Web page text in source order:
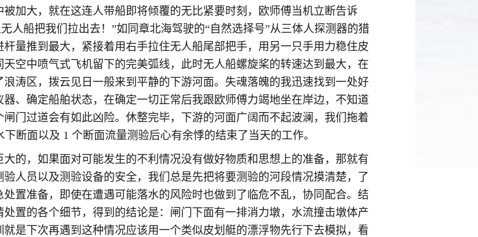
加大，就在这连人带船即将倾覆的无比紧要时刻，欧师傅当机立断告诉
人船把我们拉出去！”如同章北海驾驶的“自然选择号”从三体人探测器的猎
量推到最大，紧接着用右手拉住无人船尾部把手，用另一只手用力稳住皮
空中喷气式飞机留下的完美弧线，此时无人船螺旋桨的转速达到最大，在
涛区，拨云见日一般来到平静的下游河面。失魂落魄的我迅速找到一处好
、确定船舶状态，在确定一切正常后我跟欧师傅力竭地坐在岸边，不知道
门过道会有如此凶险。休整完毕，下游的河面广阔而不起波澜，我们拖着
断面以及 1 个断面流量测验后心有余悸的结束了当天的工作。
的，如果面对可能发生的不利情况没有做好物质和思想上的准备，那就有
人员以及测验设备的安全，我们总是先把将要测验的河段情况摸清楚，了
置准备，即使在遭遇可能落水的风险时也做到了临危不乱，协同配合。结
置的各个细节，得到的结论是：闸门下面有一排消力墩，水流撞击墩体产
是下次再遇到这种情况应该用一个类似皮划艇的漂浮物先行下去模拟，看